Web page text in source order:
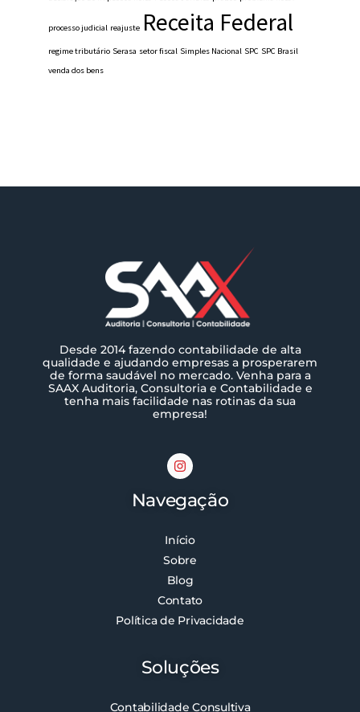
processo judicial reajuste Receita Federal
regime tributário Serasa setor fiscal Simples Nacional SPC SPC Brasil
venda dos bens
Desde 2014 fazendo contabilidade de alta
qualidade e ajudando empresas a prosperarem
de forma saudável no mercado. Venha para a
SAAX Auditoria, Consultoria e Contabilidade e
tenha mais facilidade nas rotinas da sua
empresa!
Navegação
Início
Sobre
Blog
Contato
Política de Privacidade
Soluções
Contabilidade Consultiva